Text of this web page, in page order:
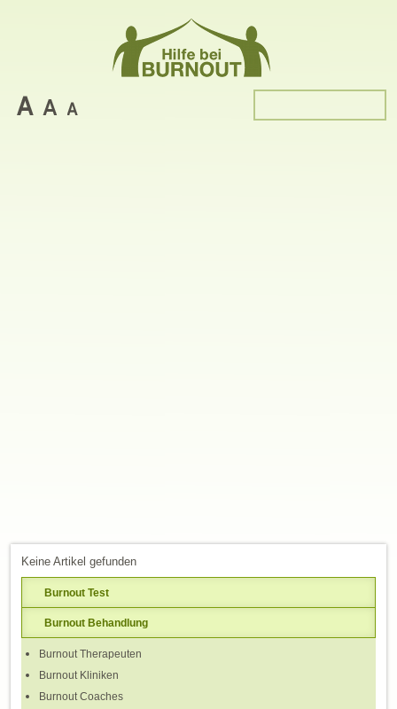
Keine Artikel gefunden
Burnout Test
Burnout Behandlung
Burnout Therapeuten
Burnout Kliniken
Burnout Coaches